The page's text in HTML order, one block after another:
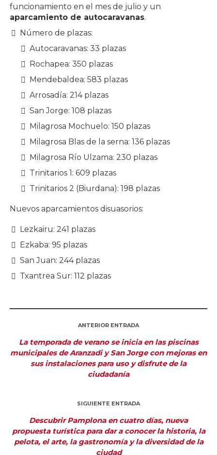
funcionamiento en el mes de julio y un
aparcamiento de autocaravanas.
Número de plazas:
Autocaravanas: 33 plazas
Rochapea: 350 plazas
Mendebaldea: 583 plazas
Arrosadía: 214 plazas
San Jorge: 108 plazas
Milagrosa Mochuelo: 150 plazas
Milagrosa Blas de la serna: 136 plazas
Milagrosa Río Ulzama: 230 plazas
Trinitarios 1: 609 plazas
Trinitarios 2 (Biurdana): 198 plazas
Nuevos aparcamientos disuasorios:
Lezkairu: 241 plazas
Ezkaba: 95 plazas
San Juan: 244 plazas
Txantrea Sur: 112 plazas
ANTERIOR ENTRADA
La temporada de verano se inicia en las piscinas
municipales de Aranzadi y San Jorge con mejoras en
sus instalaciones para uso y disfrute de la
ciudadanía
SIGUIENTE ENTRADA
Descubrir Pamplona en cuatro días, nueva
propuesta turística para dar a conocer la historia, la
pelota, el arte, la gastronomía y la diversidad de la
ciudad